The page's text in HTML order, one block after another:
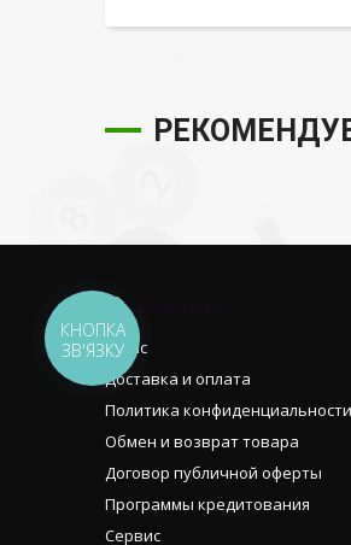
О нас
Доставка и оплата
Политика конфиденциальности
Обмен и возврат товара
Договор публичной оферты
Программы кредитования
Сервис
КНОПКА
ЗВ'ЯЗКУ